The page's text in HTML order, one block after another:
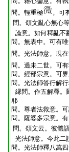
問。輕重極
。可
問。頌文亂心無心
論意。如何釋亂不
問。無表中。可有
問。光法師意。現
問。過未二世。可
問。經部宗意。可
問。光法師答行解
縁問。作五解釋。
耶
問。尊者法救意。
問。薩婆多宗意。
問。頌文云。彼體
光法師意。今此二
問。光法師釋八萬